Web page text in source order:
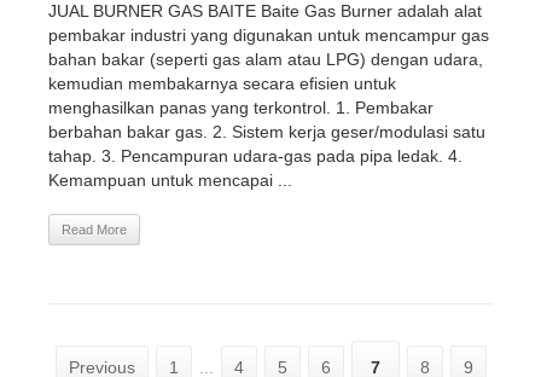
JUAL BURNER GAS BAITE Baite Gas Burner adalah alat
pembakar industri yang digunakan untuk mencampur gas
bahan bakar (seperti gas alam atau LPG) dengan udara,
kemudian membakarnya secara efisien untuk
menghasilkan panas yang terkontrol. 1. Pembakar
berbahan bakar gas. 2. Sistem kerja geser/modulasi satu
tahap. 3. Pencampuran udara-gas pada pipa ledak. 4.
Kemampuan untuk mencapai ...
Read More
Previous 1 4 5 6 7 8 9